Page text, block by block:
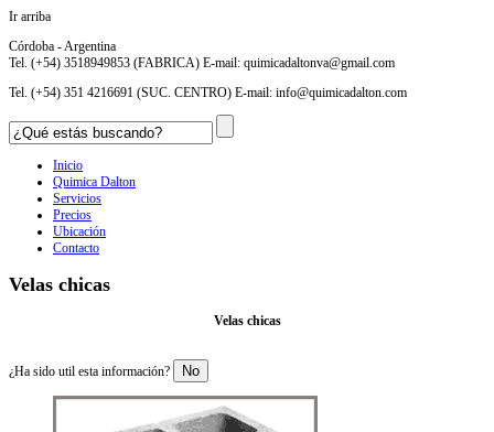
Ir arriba
Córdoba - Argentina
Tel. (+54) 3518949853 (FABRICA) E-mail: quimicadaltonva@gmail.com
Tel. (+54) 351 4216691 (SUC. CENTRO) E-mail: info@quimicadalton.com
Inicio
Quimica Dalton
Servicios
Precios
Ubicación
Contacto
Velas chicas
Velas chicas
¿Ha sido util esta información? No